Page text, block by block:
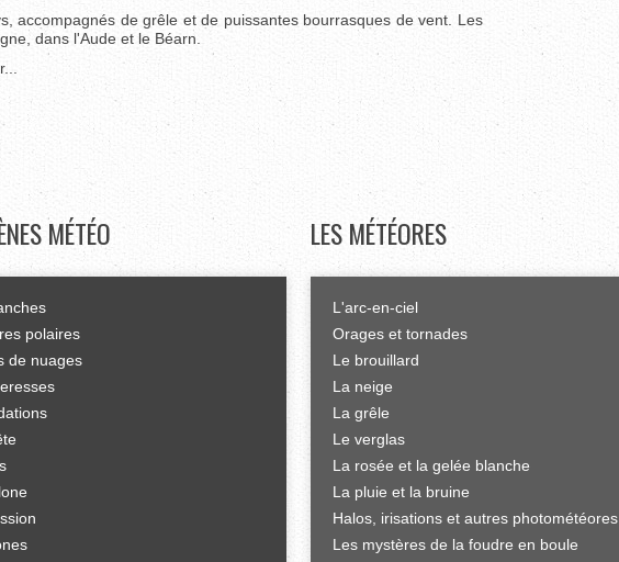
accompagnés de grêle et de puissantes bourrasques de vent. Les
dans l'Aude et le Béarn.
MÉTÉO
polaires
de nuages
LES MÉTÉORES
L'arc-en-ciel
Orages et tornades
Le brouillard
La neige
La grêle
Le verglas
La rosée et la gelée blanche
La pluie et la bruine
Halos, irisations et autres photométéores
Les mystères de la foudre en boule